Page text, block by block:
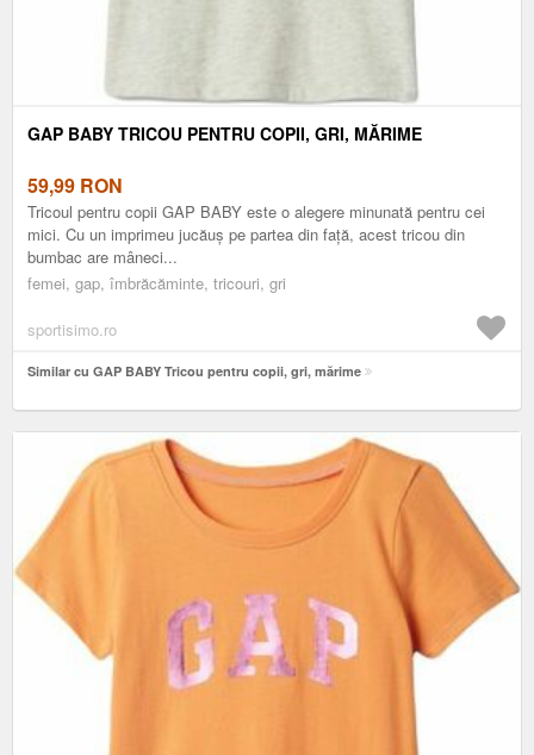
GAP BABY TRICOU PENTRU COPII, GRI, MĂRIME
59,99 RON
Tricoul pentru copii GAP BABY este o alegere minunată pentru cei
mici. Cu un imprimeu jucăuș pe partea din față, acest tricou din
bumbac are mâneci...
femei, gap, îmbrăcăminte, tricouri, gri
sportisimo.ro
Similar cu GAP BABY Tricou pentru copii, gri, mărime